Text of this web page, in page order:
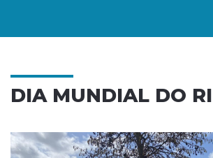
DIA MUNDIAL DO